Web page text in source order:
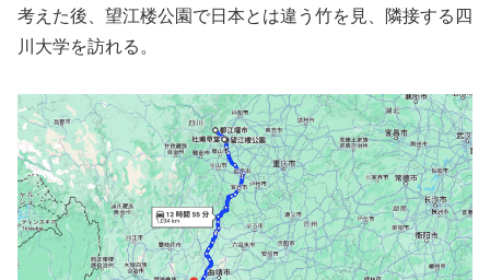
考えた後、望江楼公園で日本とは違う竹を見、隣接する四
川大学を訪れる。